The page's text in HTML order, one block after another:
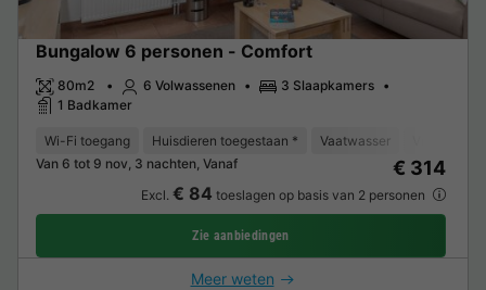
Bungalow 6 personen - Comfort
80m2 6 Volwassenen
3 Slaapkamers
1 Badkamer
Wi-Fi toegang Huisdieren toegestaan * Vaatwasser
Van 6 tot 9 nov, 3 nachten, Vanaf
€ 314
Excl. € 84 toeslagen op basis van 2 personen
Zie aanbiedingen
Meer weten